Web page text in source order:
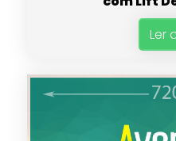
Ler